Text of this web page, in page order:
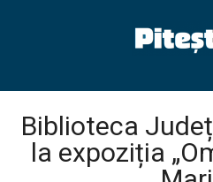
Biblioteca
la expoziția